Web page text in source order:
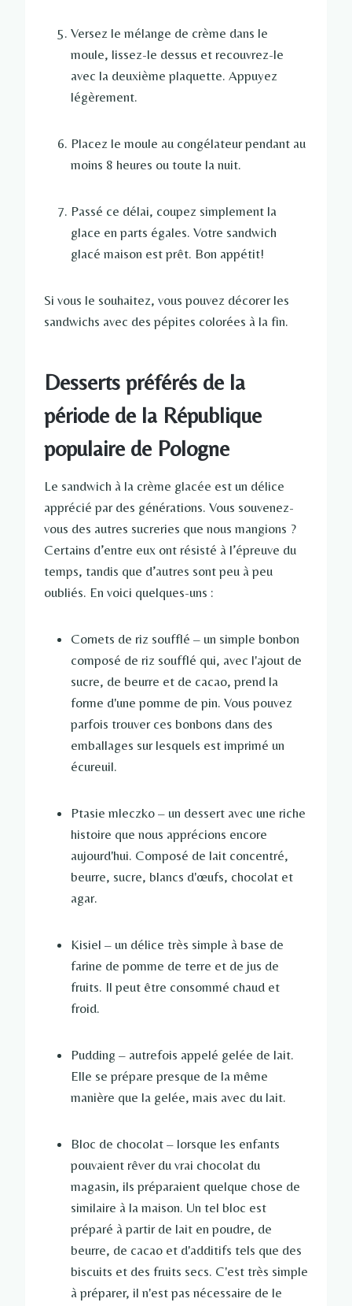
Versez le mélange de crème dans le
moule, lissez-le dessus et recouvrez-le
avec la deuxième plaquette. Appuyez
légèrement.
Placez le moule au congélateur pendant au
moins 8 heures ou toute la nuit.
Passé ce délai, coupez simplement la
glace en parts égales. Votre sandwich
glacé maison est prêt. Bon appétit!
Si vous le souhaitez, vous pouvez décorer les
sandwichs avec des pépites colorées à la fin.
Desserts préférés de la
période de la République
populaire de Pologne
Le sandwich à la crème glacée est un délice
apprécié par des générations. Vous souvenez-
vous des autres sucreries que nous mangions ?
Certains d’entre eux ont résisté à l’épreuve du
temps, tandis que d’autres sont peu à peu
oubliés. En voici quelques-uns :
Cornets de riz soufflé – un simple bonbon
composé de riz soufflé qui, avec l'ajout de
sucre, de beurre et de cacao, prend la
forme d'une pomme de pin. Vous pouvez
parfois trouver ces bonbons dans des
emballages sur lesquels est imprimé un
écureuil.
Ptasie mleczko – un dessert avec une riche
histoire que nous apprécions encore
aujourd'hui. Composé de lait concentré,
beurre, sucre, blancs d'œufs, chocolat et
agar.
Kisiel – un délice très simple à base de
farine de pomme de terre et de jus de
fruits. Il peut être consommé chaud et
froid.
Pudding – autrefois appelé gelée de lait.
Elle se prépare presque de la même
manière que la gelée, mais avec du lait.
Bloc de chocolat – lorsque les enfants
pouvaient rêver du vrai chocolat du
magasin, ils préparaient quelque chose de
similaire à la maison. Un tel bloc est
préparé à partir de lait en poudre, de
beurre, de cacao et d'additifs tels que des
biscuits et des fruits secs. C'est très simple
à préparer, il n'est pas nécessaire de le